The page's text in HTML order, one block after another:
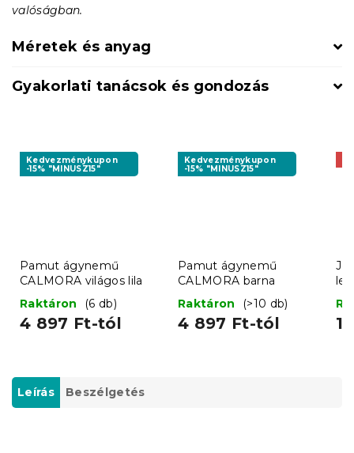
valóságban.
Méretek és anyag
Gyakorlati tanácsok és gondozás
Kedvezménykupon
-15% "MINUSZ15"
Pamut ágynemű
CALMORA világos lila
Raktáron
(6 db)
4 897 Ft-tól
Kedvezménykupon
-15% "MINUSZ15"
Pamut ágynemű
CALMORA barna
Raktáron
(>10 db)
4 897 Ft-tól 1
Leírás Beszélgetés